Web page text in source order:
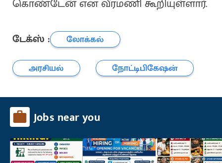
கொண்டேன் என வீரமணி கூறியுள்ளார்.
டேக்ஸ் :
லோக்கல்
அரசியல்
நோட்டிபிகேஷன்
Jobs near you